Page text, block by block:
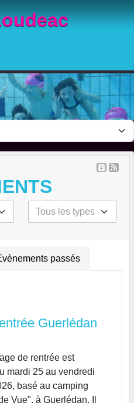
passés
Guerlédan
de rentrée est
mardi 25 au vendredi
basé au camping
Vue", à Guerlédan. Il